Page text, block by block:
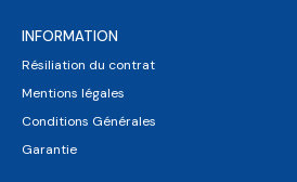
INFORMATION
Résiliation du contrat
Mentions légales
Conditions Générales
Garantie